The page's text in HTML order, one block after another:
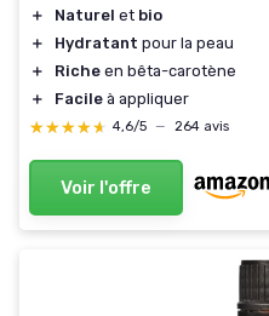
＋ Naturel et bio
＋
Hydratant pour la peau
＋
Riche en bêta-carotène
＋
Facile à appliquer
★★★★★
★★★★★ 4,6/5 — 264 avis
Voir l'offre